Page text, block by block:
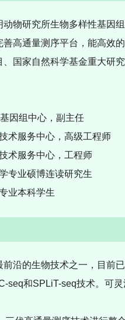
物研究所生物多样性基因
善高通量测序平台，能高效
国家自然科学基金重大研究
因组中心，副主任
术服务中心，高级工程师
术服务中心，工程师
专业硕博连读研究生
业本科学生
沿的生物技术之一，目前
seq和SPLiT-seq技术。可